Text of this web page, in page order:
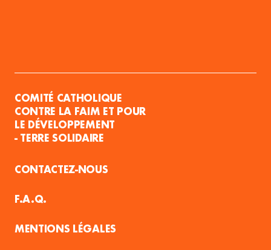
COMITÉ CATHOLIQUE
CONTRE LA FAIM ET POUR
LE DÉVELOPPEMENT
- TERRE SOLIDAIRE
CONTACTEZ-NOUS
F.A.Q.
MENTIONS LÉGALES